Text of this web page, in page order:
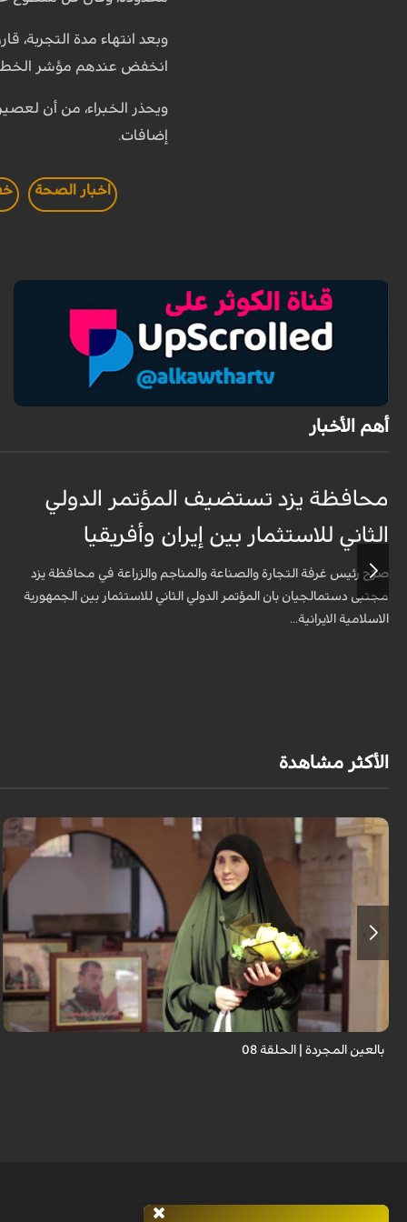
وبعد انتهاء مدة
انخفض عندهم مؤشر الخطر
ويحذر الخبراء، من أن
إضافات.
اخبار الصحة
أهم الأخبار
محافظة يزد تستضيف المؤتمر الدولي
الثاني للاستثمار بين إيران وأفريقيا
صرّح رئيس غرفة التجارة والصناعة والمناجم والزراعة في محافظة يزد
مجتبى دستمالجيان بان المؤتمر الدولي الثاني للاستثمار بين الجمهورية
الاسلامية الايرانية...
الأكثر مشاهدة
برنامج "بالعين المجردة" هو توثيق إنسانيٌّ شجاعٌ للحياة تحت وطأة الحرب، حيث
نستمع فيه إلى شهاداتٍ حيّةٍ لأشخاص عايشوا التفجيرات والدمار، فنرى بعيونهم
بالعين المجردة | الحلقة 08